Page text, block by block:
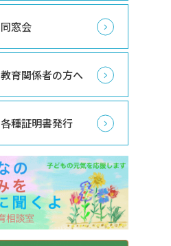
同窓会
教育関係者の方へ
各種証明書発行